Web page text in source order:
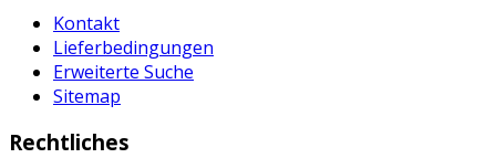
Kontakt
Lieferbedingungen
Erweiterte Suche
Sitemap
Rechtliches